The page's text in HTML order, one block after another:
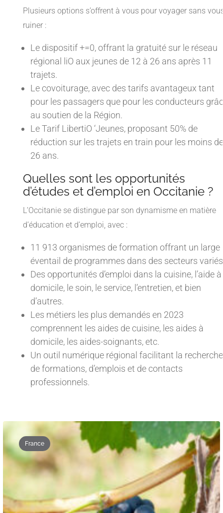
Plusieurs options s’offrent à vous pour voyager sans
ruiner :
Le dispositif +=0, offrant la gratuité sur le réseau
régional liO aux jeunes de 12 à 26 ans après 11
trajets.
Le covoiturage, avec des tarifs avantageux tant
pour les passagers que pour les conducteurs
au soutien de la Région.
Le Tarif LibertiO ‘Jeunes, proposant 50% de
réduction sur les trajets en train pour les moins de
26 ans.
Quelles sont les opportunités
d’études et d’emploi en Occitanie ?
L’Occitanie se distingue par son dynamisme en matière
d’éducation et d’emploi, avec :
11 913 organismes de formation offrant un large
éventail de programmes dans des secteurs
Des opportunités d’emploi dans la cuisine, l’aide à
domicile, le soin, le service, l’entretien, et bien
d’autres.
Les métiers les plus demandés en 2023
comprennent les aides de cuisine, les aides à
domicile, les aides-soignants, etc.
Un outil numérique régional facilitant la recherche
de formations, d’emplois et de contacts
professionnels.
France